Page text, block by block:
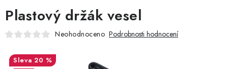
KONTAKTY
Plastový držák vesel
Neohodnoceno Podrobnosti hodnocení
20 %